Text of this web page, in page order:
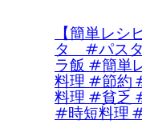
【簡単レシ
タ #パス
ラ飯 #簡単
料理 #節約
料理 #貧乏
#時短料理